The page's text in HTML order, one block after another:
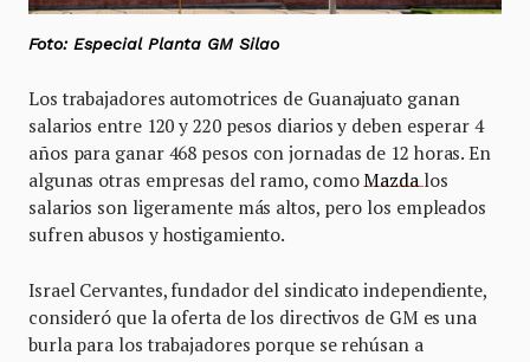
Foto: Especial Planta GM Silao
Los trabajadores automotrices de Guanajuato ganan
salarios entre 120 y 220 pesos diarios y deben esperar 4
años para ganar 468 pesos con jornadas de 12 horas. En
algunas otras empresas del ramo, comoMazdalos
salarios son ligeramente más altos, pero los empleados
sufren abusos y hostigamiento.
Israel Cervantes, fundador del sindicato independiente,
consideró que la oferta de los directivos de GM es una
burla para los trabajadores porque se rehúsan a